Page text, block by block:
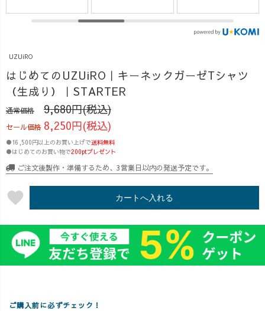
とうございま
ら、大賞の発表
🔥 ノミネート・
本当におめでと
うございます🎊
素晴らしいご縁
同心から喜んで
も、嬉しいレビ
ューの連続で選
出に嬉し苦しみ
んな中、スタッ
フ間の投票を見
事勝ち取った、
映えあるレビュ
のお客様には、
るんです☺️ その
木綿✨ 昔ながら
で、なんと1反4
日かけてじっく
り丁寧に仕上げ
具の肌触りの質
感を要求される
アイテムを生産
してきた歴史の
技術が詰まって
せず、自然の生
成り色をお湯洗
いで引き出した
あと、草木染め
「この生地で、
こんな服がほし
い」 そんなご要
さんから、 焼き
鳥を焼く時に着
ご依頼が！😍
@yaku.toriike ず
っと行きたかっ
た鷄池さんに社
UZUiRO
はじめてのUZUiRO｜キーネックガーゼTシャツ
（生成り）｜STARTER
通常価格 9,680円(税込)
セール価格 8,250円(税込)
●16,500円以上のお買い上げで送料無料
●はじめてのお買い物で200ptプレゼント
ご注文後製作・準備するため、3営業日以内の発送予定です。
favorite カートへ入れる
ご購入前に必ずチェック！